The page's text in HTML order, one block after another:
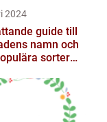
2024
guide till
namn och
sorter